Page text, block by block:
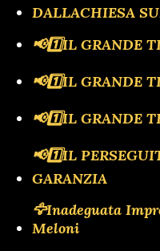
DALLACHIESA
📢1️⃣IL GRANDE
📢1️⃣IL GRANDE
📢1️⃣IL GRANDE
📢1️⃣IL
GARANZIA
🦅Inadeguata
Meloni